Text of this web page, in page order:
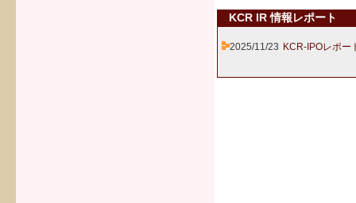
KCR IR 情報レポート
2025/11/23 KCR-IPOレポー